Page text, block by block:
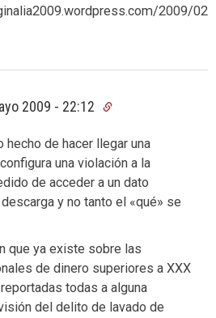
2009/
2009 - 22:12
de hacer llegar una
una violación a la
de acceder a un dato
y no tanto el «qué» se
que ya existe sobre las
de dinero superiores a XXX
todas a alguna
del delito de lavado de